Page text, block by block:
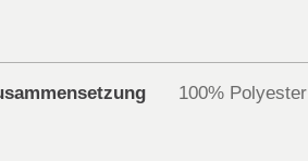
100% Polyester